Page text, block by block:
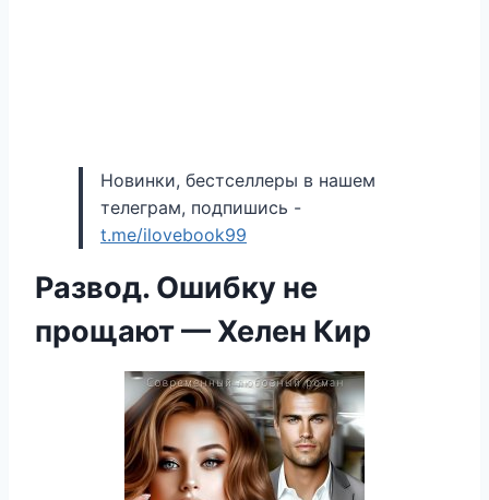
Новинки, бестселлеры в нашем
телеграм, подпишись -
t.me/ilovebook99
Развод. Ошибку не
прощают — Хелен Кир